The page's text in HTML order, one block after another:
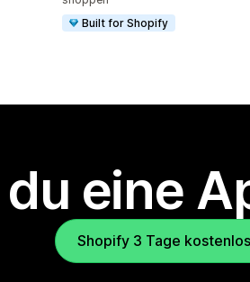
Built for Shopify
eine
Shopify 3 Tage